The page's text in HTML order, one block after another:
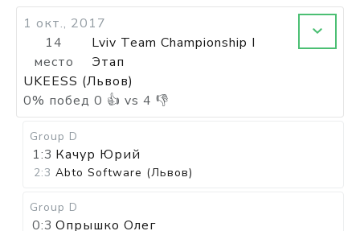
1 окт., 2017
14
место
Lviv Team Championship I
Этап
UKEESS (Львов)
0% побед 0 👍 vs 4 👎
Group D
1:3 Качур Юрий
2:3 Abto Software (Львов)
Group D
0:3 Опрышко Олег